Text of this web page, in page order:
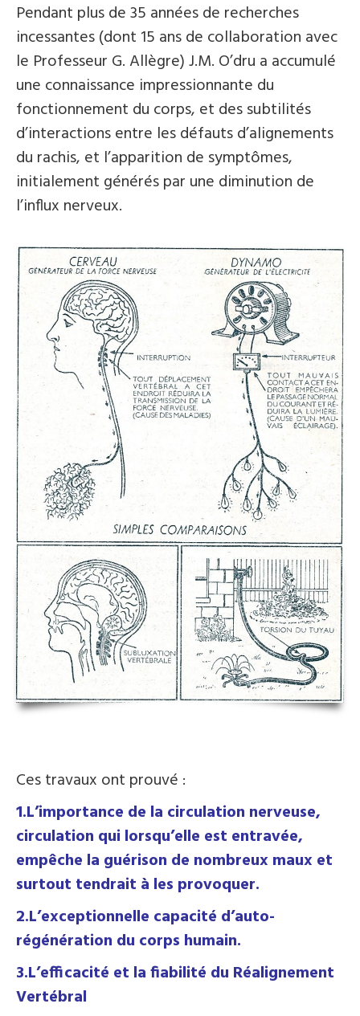
Pendant plus de 35 années de recherches
incessantes (dont 15 ans de collaboration avec
le Professeur G. Allègre) J.M. O’dru a accumulé
une connaissance impressionnante du
fonctionnement du corps, et des subtilités
d’interactions entre les défauts d’alignements
du rachis, et l’apparition de symptômes,
initialement générés par une diminution de
l’influx nerveux.
Ces travaux ont prouvé :
1.L’importance de la circulation nerveuse,
circulation qui lorsqu’elle est entravée,
empêche la guérison de nombreux maux et
surtout tendrait à les provoquer.
2.L’exceptionnelle capacité d’auto-
régénération du corps humain.
3.L’efficacité et la fiabilité du Réalignement
Vertébral